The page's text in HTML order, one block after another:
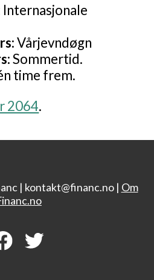
Internasjonale
Vårjevndøgn
Sommertid.
time frem.
2064.
| kontakt@financ.no | Om